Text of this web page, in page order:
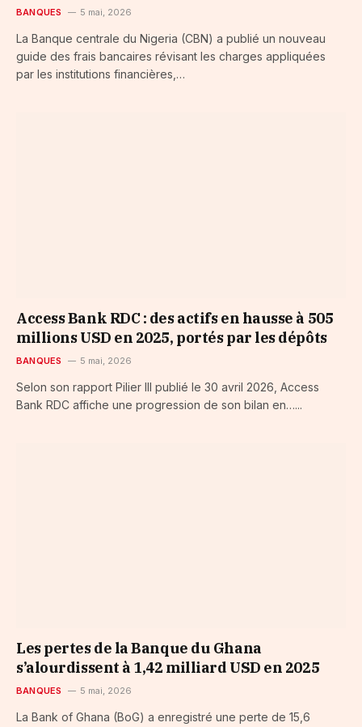
BANQUES 5 mai, 2026
La Banque centrale du Nigeria (CBN) a publié un nouveau
guide des frais bancaires révisant les charges appliquées
par les institutions financières,…
Access Bank RDC : des actifs en hausse à 505
millions USD en 2025, portés par les dépôts
BANQUES 5 mai, 2026
Selon son rapport Pilier III publié le 30 avril 2026, Access
Bank RDC affiche une progression de son bilan en…...
Les pertes de la Banque du Ghana
s’alourdissent à 1,42 milliard USD en 2025
BANQUES 5 mai, 2026
La Bank of Ghana (BoG) a enregistré une perte de 15,6